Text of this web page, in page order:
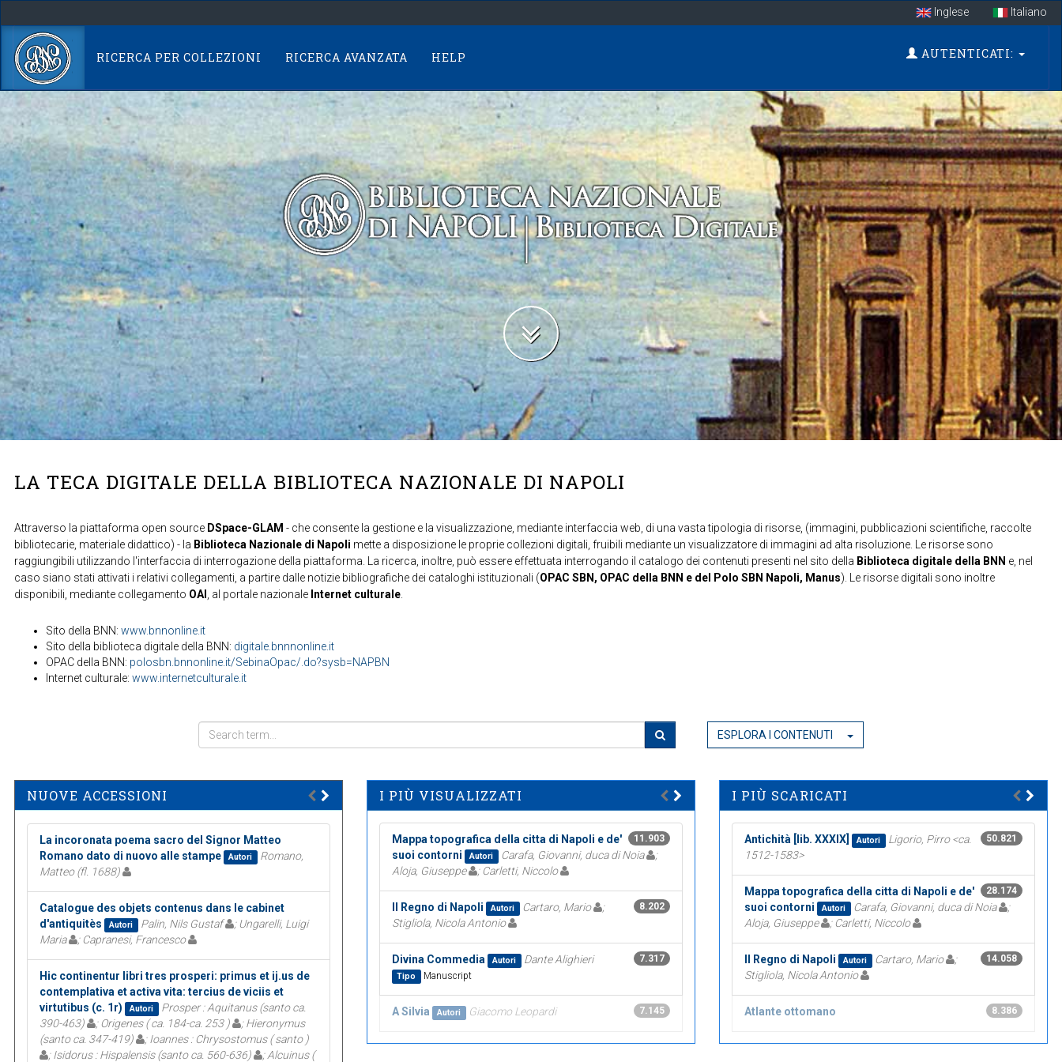
navigation
Inglese Italiano
RICERCA PER COLLEZIONI RICERCA AVANZATA HELP AUTENTICATI:
LA TECA DIGITALE DELLA BIBLIOTECA NAZIONALE DI NAPOLI
Attraverso la piattaforma open source DSpace-GLAM - che consente la gestione e la visualizzazione, mediante interfaccia web, di una vasta tipologia di risorse, (immagini, pubblicazioni scientifiche, raccolte
bibliotecarie, materiale didattico) - la Biblioteca Nazionale di Napoli mette a disposizione le proprie collezioni digitali, fruibili mediante un visualizzatore di immagini ad alta risoluzione. Le risorse sono
raggiungibili utilizzando l'interfaccia di interrogazione della piattaforma. La ricerca, inoltre, può essere effettuata interrogando il catalogo dei contenuti presenti nel sito della Biblioteca digitale della BNN e, nel
caso siano stati attivati i relativi collegamenti, a partire dalle notizie bibliografiche dei cataloghi istituzionali (OPAC SBN, OPAC della BNN e del Polo SBN Napoli, Manus). Le risorse digitali sono inoltre
disponibili, mediante collegamento OAI , al portale nazionale Internet culturale.
Sito della BNN: www.bnnonline.it
Sito della biblioteca digitale della BNN: digitale.bnnnonline.it
OPAC della BNN: polosbn.bnnonline.it/SebinaOpac/.do?sysb=NAPBN
Internet culturale: www.internetculturale.it
ESPLORA I CONTENUTI
NUOVE ACCESSIONI
La incoronata poema sacro del Signor Matteo
Romano dato di nuovo alle stampe
Autori
Romano,
Matteo (fl. 1688)
Catalogue des objets contenus dans le cabinet
d'antiquitès
Autori Palin, Nils Gustaf
; Ungarelli, Luigi
Maria
; Capranesi, Francesco
Hic continentur libri tres prosperi: primus et ij.us de
contemplativa et activa vita: tercius de viciis et
virtutibus (c. 1r)
Autori
Prosper : Aquitanus (santo ca.
390-463)
; Origenes ( ca. 184-ca. 253 )
; Hieronymus
(santo ca. 347-419)
; Ioannes : Chrysostomus ( santo )
; Isidorus : Hispalensis (santo ca. 560-636)
; Alcuinus (
I PIÙ VISUALIZZATI
11.903
Mappa topografica della citta di Napoli e de'
suoi contorni
Autori Carafa, Giovanni, duca di Noia
;
Aloja, Giuseppe
; Carletti, Niccolo
8.202
Il Regno di Napoli Autori Cartaro, Mario
;
Stigliola, Nicola Antonio
7.317
Divina Commedia Autori Dante Alighieri
Tipo Manuscript
7.145
A Silvia Autori Giacomo Leopardi
I PIÙ SCARICATI
50.821
Antichità [lib. XXXIX] Autori
Ligorio, Pirro <ca.
1512-1583>
28.174
Mappa topografica della citta di Napoli e de'
suoi contorni
Autori Carafa, Giovanni, duca di Noia
;
Aloja, Giuseppe
; Carletti, Niccolo
14.058
Il Regno di Napoli Autori Cartaro, Mario
;
Stigliola, Nicola Antonio
8.386
Atlante ottomano